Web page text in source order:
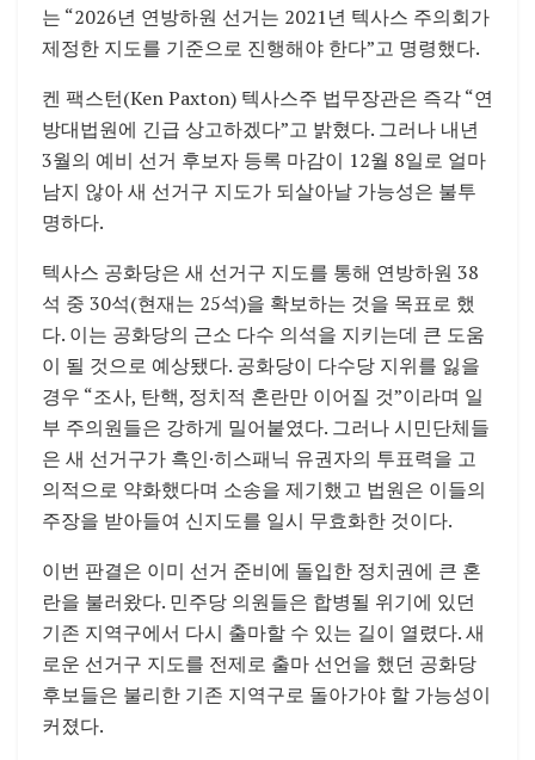
는 “2026년 연방하원 선거는 2021년 텍사스 주의회가
제정한 지도를 기준으로 진행해야 한다”고 명령했다.
켄 팩스턴(Ken Paxton) 텍사스주 법무장관은 즉각 “연
방대법원에 긴급 상고하겠다”고 밝혔다. 그러나 내년
3월의 예비 선거 후보자 등록 마감이 12월 8일로 얼마
남지 않아 새 선거구 지도가 되살아날 가능성은 불투
명하다.
텍사스 공화당은 새 선거구 지도를 통해 연방하원 38
석 중 30석(현재는 25석)을 확보하는 것을 목표로 했
다. 이는 공화당의 근소 다수 의석을 지키는데 큰 도움
이 될 것으로 예상됐다. 공화당이 다수당 지위를 잃을
경우 “조사, 탄핵, 정치적 혼란만 이어질 것”이라며 일
부 주의원들은 강하게 밀어붙였다. 그러나 시민단체들
은 새 선거구가 흑인·히스패닉 유권자의 투표력을 고
의적으로 약화했다며 소송을 제기했고 법원은 이들의
주장을 받아들여 신지도를 일시 무효화한 것이다.
이번 판결은 이미 선거 준비에 돌입한 정치권에 큰 혼
란을 불러왔다. 민주당 의원들은 합병될 위기에 있던
기존 지역구에서 다시 출마할 수 있는 길이 열렸다. 새
로운 선거구 지도를 전제로 출마 선언을 했던 공화당
후보들은 불리한 기존 지역구로 돌아가야 할 가능성이
커졌다.